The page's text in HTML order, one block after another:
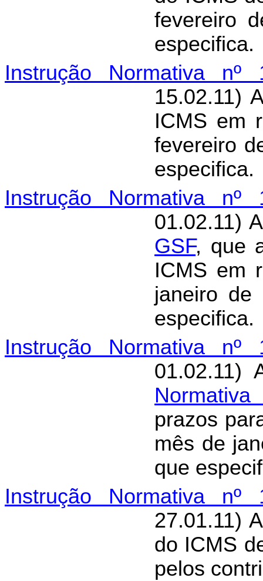
fevereiro
especifica.
Instrução Normativa nº
15.02.11)
ICMS em
fevereiro
especifica.
Instrução Normativa nº
01.02.11)
GSF, que
ICMS em
janeiro de
especifica.
Instrução Normativa nº
01.02.11)
prazos
mês de
que
Instrução Normativa nº
27.01.11)
do ICMS
pelos